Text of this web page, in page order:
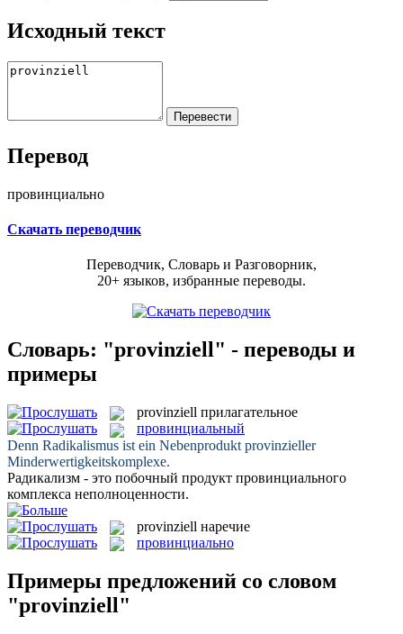
Исходный текст
Перевод
провинциально
Скачать переводчик
Переводчик, Словарь и Разговорник,
20+ языков, избранные переводы.
Словарь: "provinziell" - переводы и
примеры
provinziell прилагательное
провинциальный
Denn Radikalismus ist ein Nebenprodukt provinzieller
Minderwertigkeitskomplexe.
Радикализм - это побочный продукт провинциального
комплекса неполноценности.
provinziell наречие
провинциально
Примеры предложений со словом
"provinziell"